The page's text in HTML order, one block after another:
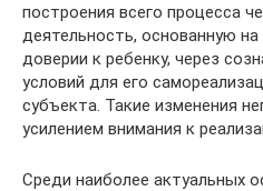
построения всего процесса
деятельность, основанную
доверии к ребенку, через
условий для его
субъекта. Такие изменения
усилением внимания к
Среди наиболее актуальных